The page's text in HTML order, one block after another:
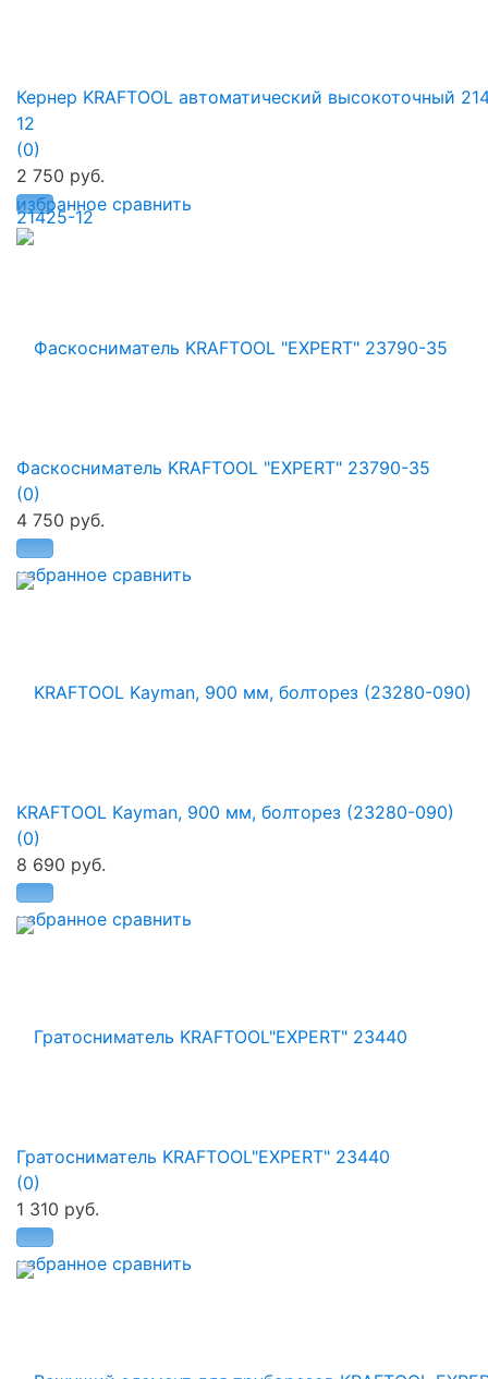
избранное сравнить
Кернер KRAFTOOL автоматический высокоточный
12
(0)
2 750 руб.
избранное сравнить
Фаскосниматель KRAFTOOL "EXPERT" 23790-35
(0)
4 750 руб.
избранное сравнить
KRAFTOOL Kayman, 900 мм, болторез (23280-090)
(0)
8 690 руб.
избранное сравнить
Гратосниматель KRAFTOOL"EXPERT" 23440
(0)
1 310 руб.